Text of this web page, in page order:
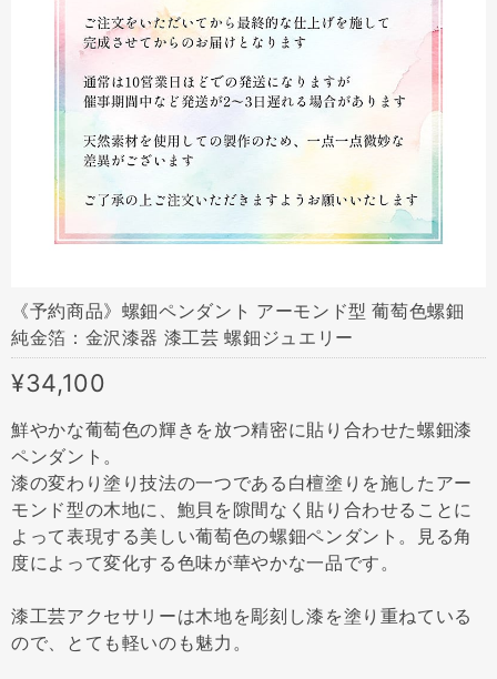
《予約商品》螺鈿ペンダント アーモンド型 葡萄色螺鈿
純金箔：金沢漆器 漆工芸 螺鈿ジュエリー
¥34,100
鮮やかな葡萄色の輝きを放つ精密に貼り合わせた螺鈿漆
ペンダント。
漆の変わり塗り技法の一つである白檀塗りを施したアー
モンド型の木地に、鮑貝を隙間なく貼り合わせることに
よって表現する美しい葡萄色の螺鈿ペンダント。見る角
度によって変化する色味が華やかな一品です。
漆工芸アクセサリーは木地を彫刻し漆を塗り重ねている
ので、とても軽いのも魅力。